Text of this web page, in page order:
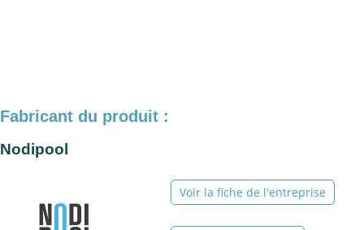
Fabricant du produit :
Nodipool
Voir la fiche de l'entreprise